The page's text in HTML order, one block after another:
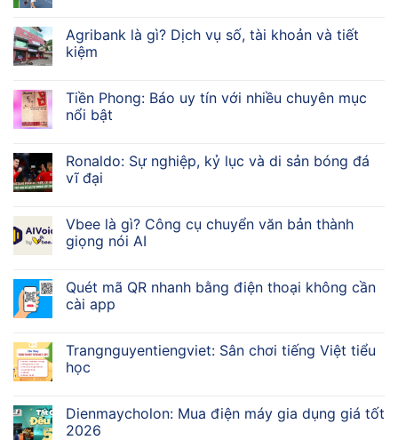
Agribank là gì? Dịch vụ số, tài khoản và tiết
kiệm
Tiền Phong: Báo uy tín với nhiều chuyên mục
nổi bật
Ronaldo: Sự nghiệp, kỷ lục và di sản bóng đá
vĩ đại
Vbee là gì? Công cụ chuyển văn bản thành
giọng nói AI
Quét mã QR nhanh bằng điện thoại không cần
cài app
Trangnguyentiengviet: Sân chơi tiếng Việt tiểu
học
Dienmaycholon: Mua điện máy gia dụng giá tốt
2026